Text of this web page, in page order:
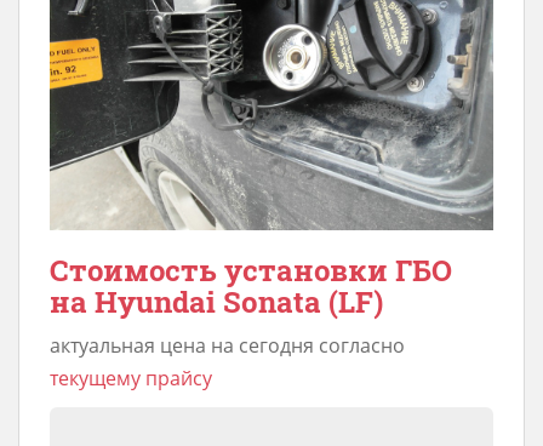
Стоимость установки ГБО
на Hyundai Sonata (LF)
актуальная цена на сегодня согласно
текущему прайсу